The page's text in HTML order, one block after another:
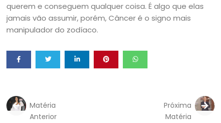
querem e conseguem qualquer coisa. É algo que elas
jamais vão assumir, porém, Câncer é o signo mais
manipulador do zodíaco.
Matéria
Anterior
Próxima
Matéria